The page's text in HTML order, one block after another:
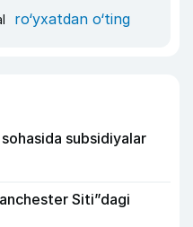
ro‘yxatdan o‘ting
subsidiyalar
Siti”dagi